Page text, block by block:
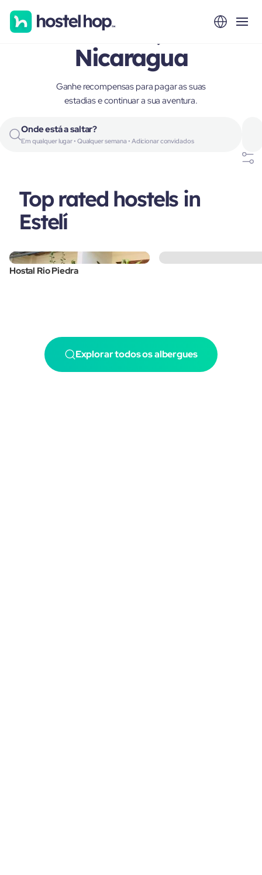
Estelí,
Nicaragua
Ganhe recompensas para pagar as suas
estadias e continuar a sua aventura.
Onde está a saltar?
Em qualquer lugar • Qualquer semana • Adicionar convidados
Top rated hostels in
Estelí
Hostal Rio Piedra
Explorar todos os albergues